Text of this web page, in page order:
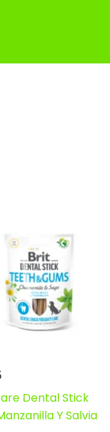
Dental Stick
Y Salvia